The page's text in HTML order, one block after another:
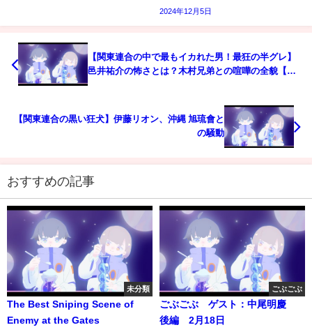
2024年12月5日
【関東連合の中で最もイカれた男！最狂の半グレ】
邑井祐介の怖さとは？木村兄弟との喧嘩の全貌【ア
【関東連合の黒い狂犬】伊藤リオン、沖縄 旭琉會と
の騒動
おすすめの記事
未分類
The Best Sniping Scene of
Enemy at the Gates
ごぶごぶ
ごぶごぶ ゲスト：中尾明慶
後編 2月18日